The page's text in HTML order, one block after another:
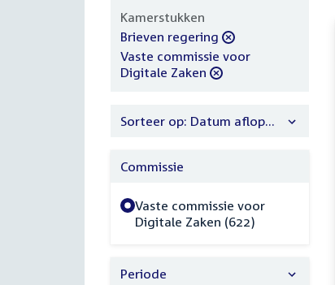
Verfijn
uw
resultaten
Kamerstukken
verwijder
filter
Brieven regering
verwijder
filter
Vaste commissie voor
Digitale Zaken
Sorteer op: Datum aflopend
Commissie
Vaste commissie voor
Digitale Zaken (622)
Periode